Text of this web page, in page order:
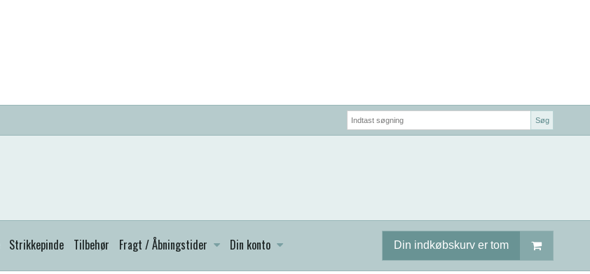
Søg
Strikkepinde Tilbehør Fragt / Åbningstider Din konto Din indkøbskurv er tom